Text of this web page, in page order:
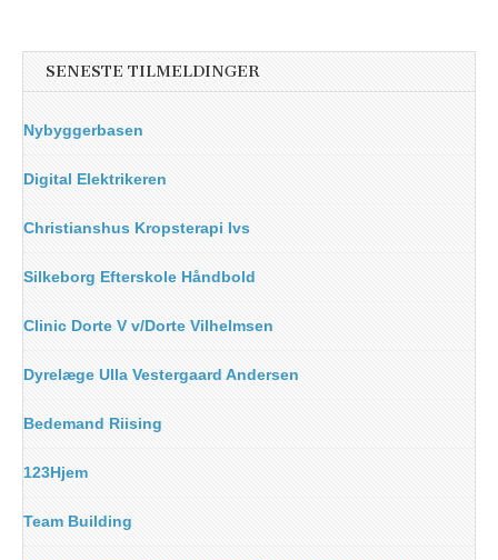
SENESTE TILMELDINGER
Nybyggerbasen
Digital Elektrikeren
Christianshus Kropsterapi Ivs
Silkeborg Efterskole Håndbold
Clinic Dorte V v/Dorte Vilhelmsen
Dyrelæge Ulla Vestergaard Andersen
Bedemand Riising
123Hjem
Team Building